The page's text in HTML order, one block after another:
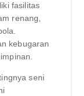
fasilitas
renang,
kebugaran
seni